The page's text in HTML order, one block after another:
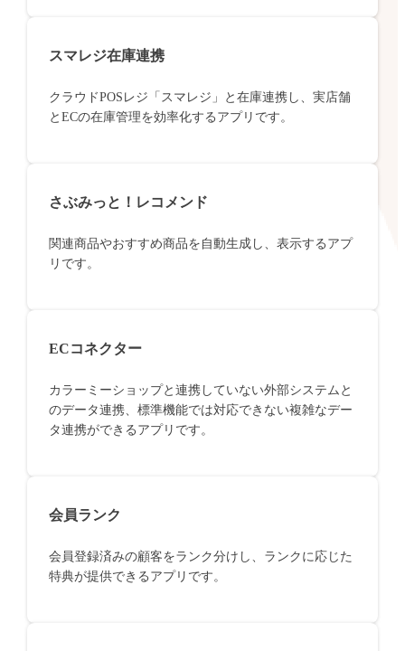
スマレジ在庫連携
クラウドPOSレジ「スマレジ」と在庫連携し、実店舗
とECの在庫管理を効率化するアプリです。
さぶみっと！レコメンド
関連商品やおすすめ商品を自動生成し、表示するアプ
リです。
ECコネクター
カラーミーショップと連携していない外部システムと
のデータ連携、標準機能では対応できない複雑なデー
タ連携ができるアプリです。
会員ランク
会員登録済みの顧客をランク分けし、ランクに応じた
特典が提供できるアプリです。